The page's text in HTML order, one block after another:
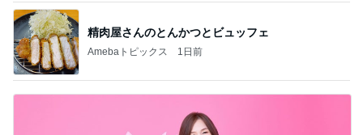
精肉屋さんのとんかつとビュッフェ
Amebaトピックス 1日前